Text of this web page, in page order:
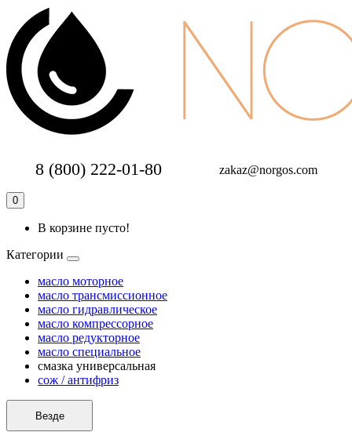
8 (800) 222-01-80 zakaz@norgos.com
0
В корзине пусто!
Категории
масло моторное
масло трансмиссионное
масло гидравлическое
масло компрессорное
масло редукторное
масло специальное
смазка универсальная
сож / антифриз
Везде